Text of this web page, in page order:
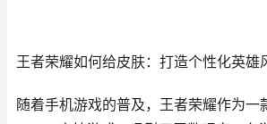
王者荣耀如何给皮肤：打造个性化英雄
随着手机游戏的普及，王者荣耀作为一